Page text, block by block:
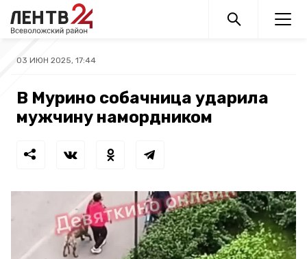
03 ИЮН 2025, 17:44
В Мурино собачница ударила
мужчину намордником